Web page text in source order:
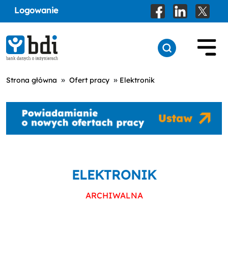
Logowanie
Strona główna » Ofert pracy » Elektronik
ELEKTRONIK
ARCHIWALNA